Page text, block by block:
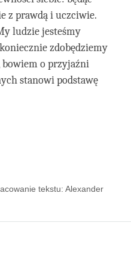
z prawdą i uczciwie.
ludzie jesteśmy
zdobędziemy
bowiem o przyjaźni
stanowi podstawę
tekstu: Alexander